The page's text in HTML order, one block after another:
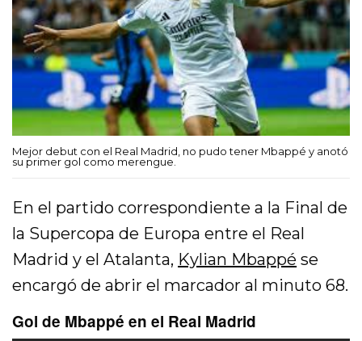
Mejor debut con el Real Madrid, no pudo tener Mbappé y anotó
su primer gol como merengue.
En el partido correspondiente a la Final de
la Supercopa de Europa entre el Real
Madrid y el Atalanta, Kylian Mbappé se
encargó de abrir el marcador al minuto 68.
Gol de Mbappé en el Real Madrid